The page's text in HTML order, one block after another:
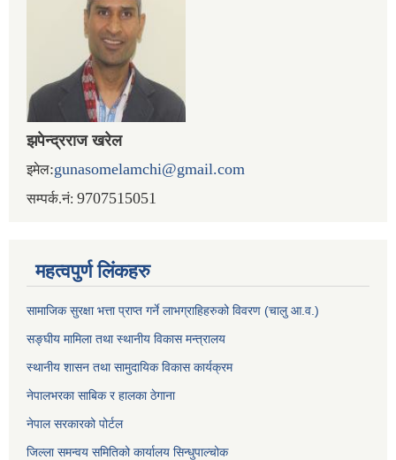
झपेन्द्रराज खरेल
इमेल:gunasomelamchi@gmail.com
सम्पर्क.नं: 9707515051
महत्वपुर्ण लिंकहरु
सामाजिक सुरक्षा भत्ता प्राप्त गर्ने लाभग्राहिहरुको विवरण (चालु आ.व.)
सङ्घीय मामिला तथा स्थानीय विकास मन्त्रालय
स्थानीय शासन तथा सामुदायिक विकास कार्यक्रम
नेपालभरका साबिक र हालका ठेगाना
नेपाल सरकारको पोर्टल
जिल्ला समन्वय समितिको कार्यालय सिन्धुपाल्चोक